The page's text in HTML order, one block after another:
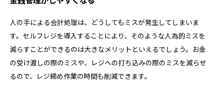
人の手による会計処理は、どうしてもミスが発生してしまいま
す。セルフレジを導入することにより、そのような人為的ミスを
減らすことができるのは大きなメリットといえるでしょう。お金
の受け渡しの際のミスや、レジへの打ち込みの際のミスを減らせ
るので、レジ締め作業の時間も削減できます。